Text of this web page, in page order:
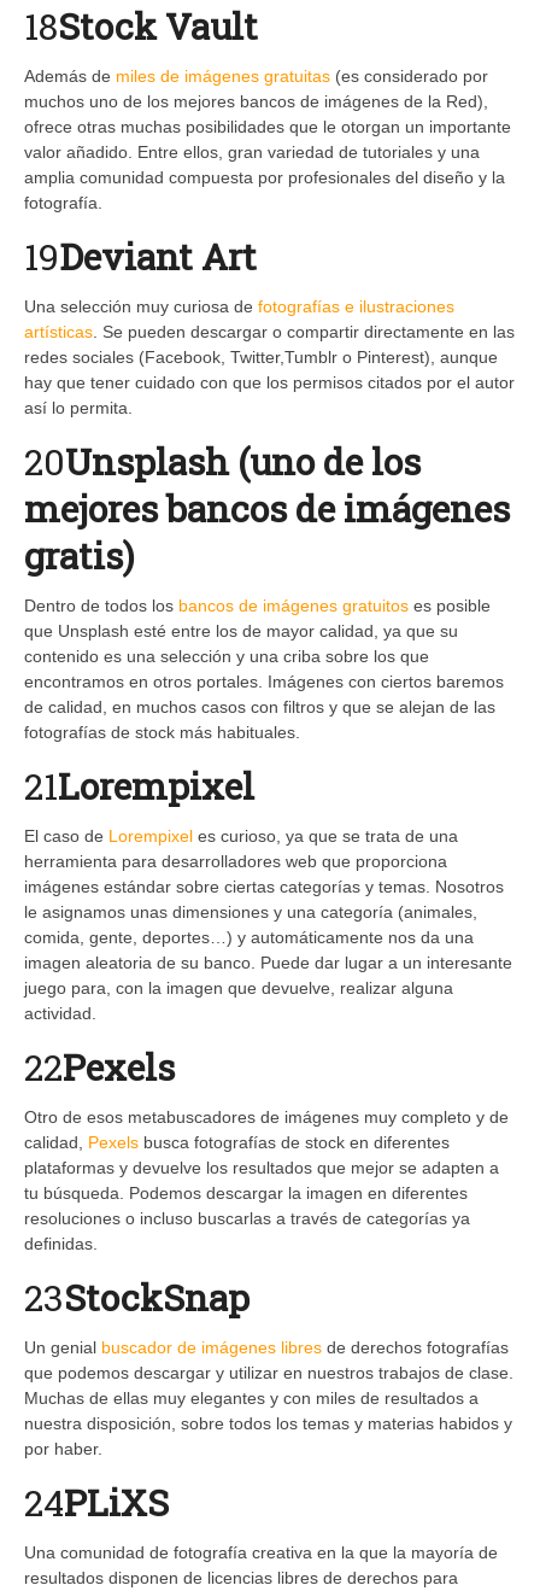
18Stock Vault
Además de miles de imágenes gratuitas (es considerado por
muchos uno de los mejores bancos de imágenes de la Red),
ofrece otras muchas posibilidades que le otorgan un importante
valor añadido. Entre ellos, gran variedad de tutoriales y una
amplia comunidad compuesta por profesionales del diseño y la
fotografía.
19Deviant Art
Una selección muy curiosa de fotografías e ilustraciones
artísticas . Se pueden descargar o compartir directamente en las
redes sociales (Facebook, Twitter,Tumblr o Pinterest), aunque
hay que tener cuidado con que los permisos citados por el autor
así lo permita.
20Unsplash (uno de los
mejores bancos de imágenes
gratis)
Dentro de todos los bancos de imágenes gratuitos es posible
que Unsplash esté entre los de mayor calidad, ya que su
contenido es una selección y una criba sobre los que
encontramos en otros portales. Imágenes con ciertos baremos
de calidad, en muchos casos con filtros y que se alejan de las
fotografías de stock más habituales.
21Lorempixel
El caso de Lorempixel es curioso, ya que se trata de una
herramienta para desarrolladores web que proporciona
imágenes estándar sobre ciertas categorías y temas. Nosotros
le asignamos unas dimensiones y una categoría (animales,
comida, gente, deportes…) y automáticamente nos da una
imagen aleatoria de su banco. Puede dar lugar a un interesante
juego para, con la imagen que devuelve, realizar alguna
actividad.
22Pexels
Otro de esos metabuscadores de imágenes muy completo y de
calidad, Pexels busca fotografías de stock en diferentes
plataformas y devuelve los resultados que mejor se adapten a
tu búsqueda. Podemos descargar la imagen en diferentes
resoluciones o incluso buscarlas a través de categorías ya
definidas.
23StockSnap
Un genial buscador de imágenes libres de derechos fotografías
que podemos descargar y utilizar en nuestros trabajos de clase.
Muchas de ellas muy elegantes y con miles de resultados a
nuestra disposición, sobre todos los temas y materias habidos y
por haber.
24PLiXS
Una comunidad de fotografía creativa en la que la mayoría de
resultados disponen de licencias libres de derechos para